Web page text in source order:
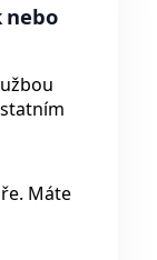
nebo
Máte